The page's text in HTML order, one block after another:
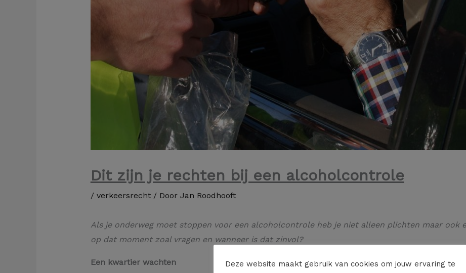
Dit zijn je rechten bij een alcoholcontrole
/ verkeersrecht/ Door Jan Roodhooft
Als je onderweg moet stoppen voor een alcoholcontrole heb je niet alleen plichten maar ook
op dat moment zoal vragen en wanneer is dat zinvol?
Een kwartier wachten
Deze website maakt gebruik van cookies om jouw ervaring te